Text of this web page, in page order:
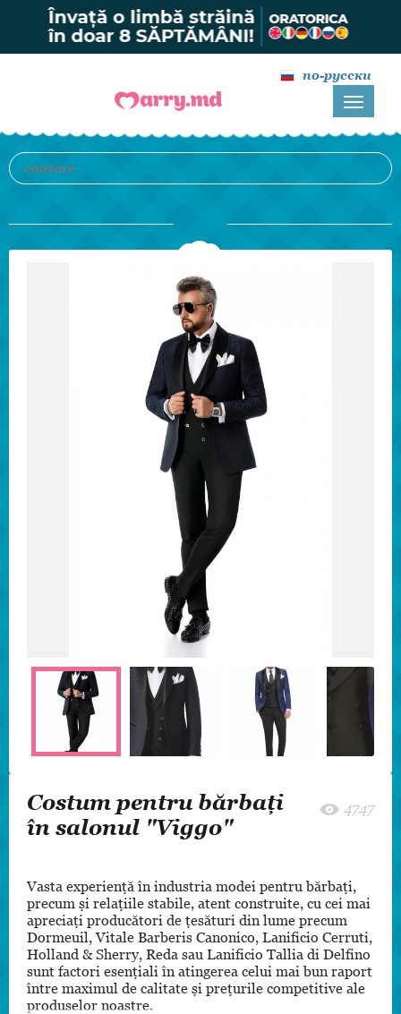
по-русски
Costum pentru bărbați
în salonul "Viggo"
4747
Vasta experienţă în industria modei pentru bărbaţi,
precum şi relaţiile stabile, atent construite, cu cei mai
apreciaţi producători de ţesături din lume precum
Dormeuil, Vitale Barberis Canonico, Lanificio Cerruti,
Holland & Sherry, Reda sau Lanificio Tallia di Delfino
sunt factori esenţiali în atingerea celui mai bun raport
între maximul de calitate şi preţurile competitive ale
produselor noastre.